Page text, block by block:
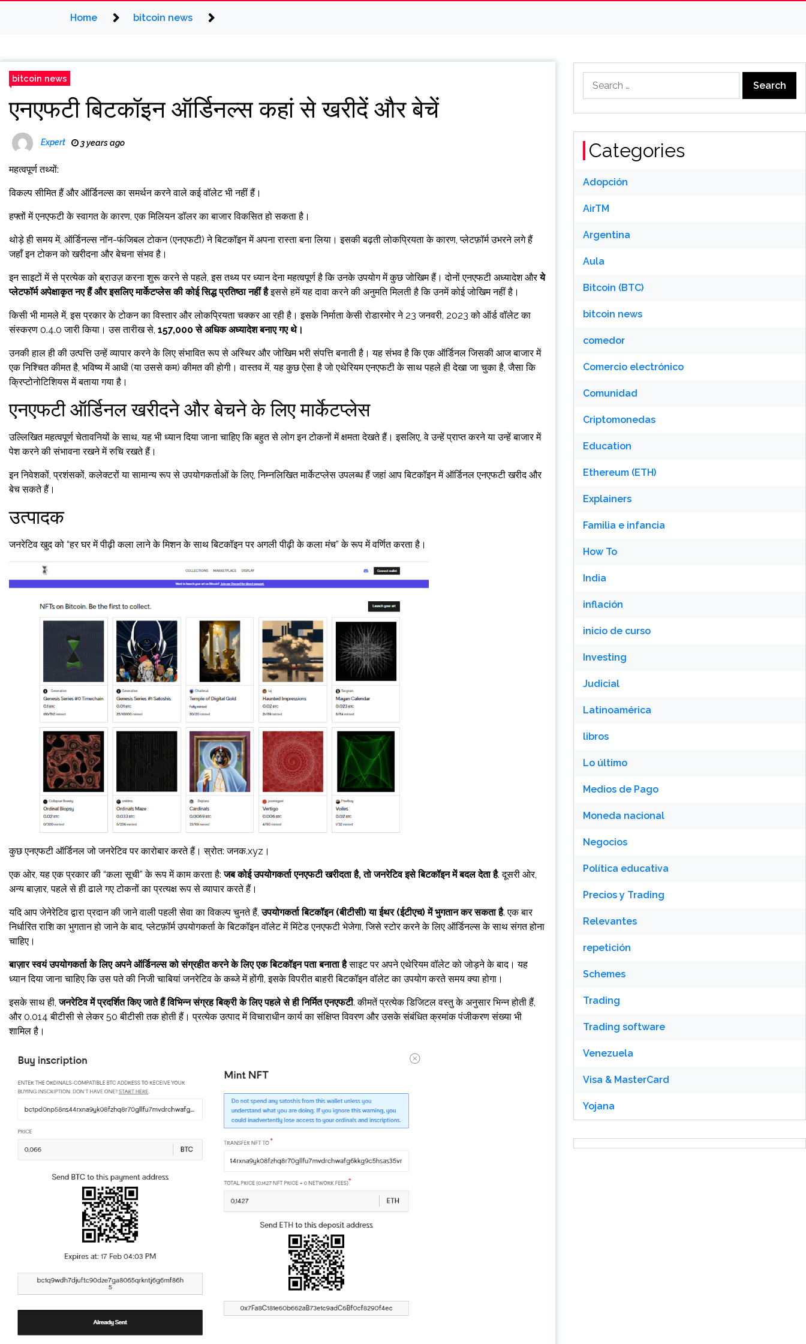
Home bitcoin news
bitcoin news
एनएफटी बिटकॉइन ऑर्डिनल्स कहां से खरीदें और बेचें
Expert 3 years ago
महत्वपूर्ण तथ्यों:
विकल्प सीमित हैं और ऑर्डिनल्स का समर्थन करने वाले कई वॉलेट भी नहीं हैं।
हफ्तों में एनएफटी के स्वागत के कारण, एक मिलियन डॉलर का बाजार विकसित हो सकता है।
थोड़े ही समय में, ऑर्डिनल्स नॉन-फंजिबल टोकन (एनएफटी) ने बिटकॉइन में अपना रास्ता बना लिया। इसकी बढ़ती लोकप्रियता के कारण, प्लेटफ़ॉर्म उभरने लगे हैं
जहाँ इन टोकन को खरीदना और बेचना संभव है।
इन साइटों में से प्रत्येक को ब्राउज़ करना शुरू करने से पहले, इस तथ्य पर ध्यान देना महत्वपूर्ण है कि उनके उपयोग में कुछ जोखिम हैं। दोनों एनएफटी अध्यादेश औरये
प्लेटफॉर्म अपेक्षाकृत नए हैं और इसलिए मार्केटप्लेस की कोई सिद्ध प्रतिष्ठा नहीं हैइससे हमें यह दावा करने की अनुमति मिलती है कि उनमें कोई जोखिम नहीं है।
किसी भी मामले में, इस प्रकार के टोकन का विस्तार और लोकप्रियता चक्कर आ रही है। इसके निर्माता केसी रोडारमोर ने 23 जनवरी, 2023 को ऑर्ड वॉलेट का
संस्करण 0.4.0 जारी किया। उस तारीख से, 157,000 से अधिक अध्यादेश बनाए गए थे।
उनकी हाल ही की उत्पत्ति उन्हें व्यापार करने के लिए संभावित रूप से अस्थिर और जोखिम भरी संपत्ति बनाती है। यह संभव है कि एक ऑर्डिनल जिसकी आज बाजार में
एक निश्चित कीमत है, भविष्य में आधी (या उससे कम) कीमत की होगी। वास्तव में, यह कुछ ऐसा है जो एथेरियम एनएफटी के साथ पहले ही देखा जा चुका है, जैसा कि
क्रिप्टोनोटिशियस में बताया गया है।
एनएफटी ऑर्डिनल खरीदने और बेचने के लिए मार्केटप्लेस
उल्लिखित महत्वपूर्ण चेतावनियों के साथ, यह भी ध्यान दिया जाना चाहिए कि बहुत से लोग इन टोकनों में क्षमता देखते हैं। इसलिए, वे उन्हें प्राप्त करने या उन्हें बाजार में
पेश करने की संभावना रखने में रुचि रखते हैं।
इन निवेशकों, प्रशंसकों, कलेक्टरों या सामान्य रूप से उपयोगकर्ताओं के लिए, निम्नलिखित मार्केटप्लेस उपलब्ध हैं जहां आप बिटकॉइन में ऑर्डिनल एनएफटी खरीद और
बेच सकते हैं।
उत्पादक
जनरेटिव खुद को “हर घर में पीढ़ी कला लाने के मिशन के साथ बिटकॉइन पर अगली पीढ़ी के कला मंच” के रूप में वर्णित करता है।
कुछ एनएफटी ऑर्डिनल जो जनरेटिव पर कारोबार करते हैं। स्रोत: जनक.xyz।
एक ओर, यह एक प्रकार की “कला सूची” के रूप में काम करता है:जब कोई उपयोगकर्ता एनएफटी खरीदता है, तो जनरेटिव इसे बिटकॉइन में बदल देता है. दूसरी ओर,
अन्य बाज़ार, पहले से ही ढाले गए टोकनों का प्रत्यक्ष रूप से व्यापार करते हैं।
यदि आप जेनेरेटिव द्वारा प्रदान की जाने वाली पहली सेवा का विकल्प चुनते हैं,उपयोगकर्ता बिटकॉइन (बीटीसी) या ईथर (ईटीएच) में भुगतान कर सकता है. एक बार
निर्धारित राशि का भुगतान हो जाने के बाद, प्लेटफ़ॉर्म उपयोगकर्ता के बिटकॉइन वॉलेट में मिंटेड एनएफटी भेजेगा, जिसे स्टोर करने के लिए ऑर्डिनल्स के साथ संगत होना
चाहिए।
बाज़ार स्वयं उपयोगकर्ता के लिए अपने ऑर्डिनल्स को संग्रहीत करने के लिए एक बिटकॉइन पता बनाता हैसाइट पर अपने एथेरियम वॉलेट को जोड़ने के बाद। यह
ध्यान दिया जाना चाहिए कि उस पते की निजी चाबियां जनरेटिव के कब्जे में होंगी, इसके विपरीत बाहरी बिटकॉइन वॉलेट का उपयोग करते समय क्या होगा।
इसके साथ ही,जनरेटिव में प्रदर्शित किए जाते हैंविभिन्न संग्रहबिक्री के लिए पहले से ही निर्मित एनएफटी. कीमतें प्रत्येक डिजिटल वस्तु के अनुसार भिन्न होती हैं,
और 0.014 बीटीसी से लेकर 50 बीटीसी तक होती हैं। प्रत्येक उत्पाद में विचाराधीन कार्य का संक्षिप्त विवरण और उसके संबंधित क्रमांक पंजीकरण संख्या भी
शामिल है।
for:
Categories
Adopción
AirTM
Argentina
Aula
Bitcoin (BTC)
bitcoin news
comedor
Comercio electrónico
Comunidad
Criptomonedas
Education
Ethereum (ETH)
Explainers
Familia e infancia
How To
India
inflación
inicio de curso
Investing
Judicial
Latinoamérica
libros
Lo último
Medios de Pago
Moneda nacional
Negocios
Política educativa
Precios y Trading
Relevantes
repetición
Schemes
Trading
Trading software
Venezuela
Visa & MasterCard
Yojana